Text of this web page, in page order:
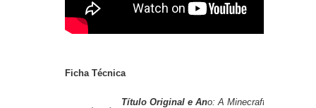
Ficha Técnica
Título Original e Ano: A Minecraft